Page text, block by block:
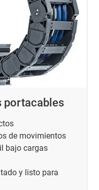
portacables
de movimientos
bajo cargas
y listo para